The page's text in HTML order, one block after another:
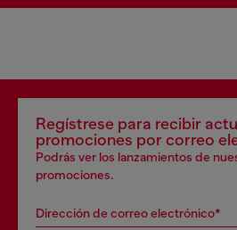
Regístrese para recibir
promociones por correo
Podrás ver los lanzamientos de
promociones.
Dirección de correo electrónico*